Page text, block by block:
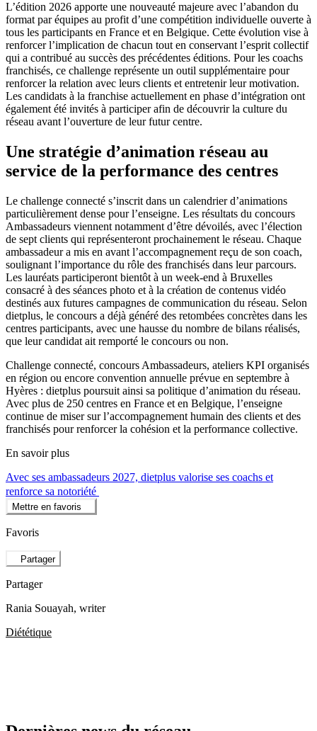
L’édition 2026 apporte une nouveauté majeure avec l’abandon du
format par équipes au profit d’une compétition individuelle ouverte à
tous les participants en France et en Belgique. Cette évolution vise à
renforcer l’implication de chacun tout en conservant l’esprit collectif
qui a contribué au succès des précédentes éditions. Pour les coachs
franchisés, ce challenge représente un outil supplémentaire pour
renforcer la relation avec leurs clients et entretenir leur motivation.
Les candidats à la franchise actuellement en phase d’intégration ont
également été invités à participer afin de découvrir la culture du
réseau avant l’ouverture de leur futur centre.
Une stratégie d’animation réseau au
service de la performance des centres
Le challenge connecté s’inscrit dans un calendrier d’animations
particulièrement dense pour l’enseigne. Les résultats du concours
Ambassadeurs viennent notamment d’être dévoilés, avec l’élection
de sept clients qui représenteront prochainement le réseau. Chaque
ambassadeur a mis en avant l’accompagnement reçu de son coach,
soulignant l’importance du rôle des franchisés dans leur parcours.
Les lauréats participeront bientôt à un week-end à Bruxelles
consacré à des séances photo et à la création de contenus vidéo
destinés aux futures campagnes de communication du réseau. Selon
dietplus, le concours a déjà généré des retombées concrètes dans les
centres participants, avec une hausse du nombre de bilans réalisés,
que leur candidat ait remporté le concours ou non.
Challenge connecté, concours Ambassadeurs, ateliers KPI organisés
en région ou encore convention annuelle prévue en septembre à
Hyères : dietplus poursuit ainsi sa politique d’animation du réseau.
Avec plus de 250 centres en France et en Belgique, l’enseigne
continue de miser sur l’accompagnement humain des clients et des
franchisés pour renforcer la cohésion et la performance collective.
En savoir plus
Avec ses ambassadeurs 2027, dietplus valorise ses coachs et
renforce sa notoriété
Mettre en favoris
Favoris
Partager
Partager
Rania Souayah, writer
Diététique